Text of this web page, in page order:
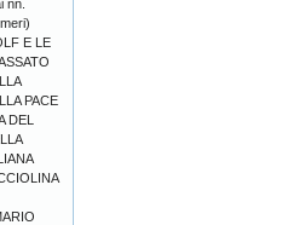
nn.
E LE
PACE
DEL